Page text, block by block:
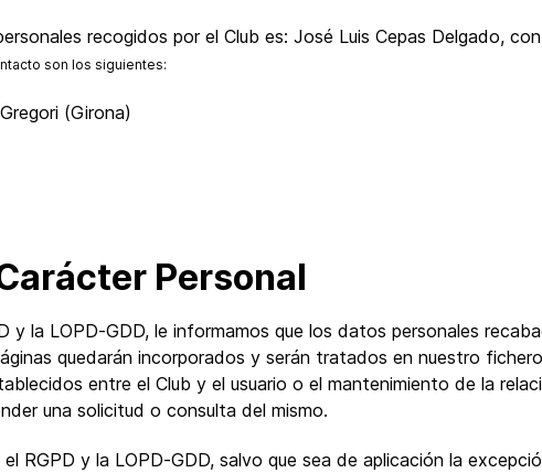
recogidos por el Club es: José Luis Cepas Delgado,
son los siguientes:
(Girona)
Personal
y la LOPD-GDD, le informamos que los datos personales
quedarán incorporados y serán tratados en nuestro
entre el Club y el usuario o el mantenimiento de la
una solicitud o consulta del mismo.
RGPD y la LOPD-GDD, salvo que sea de aplicación la